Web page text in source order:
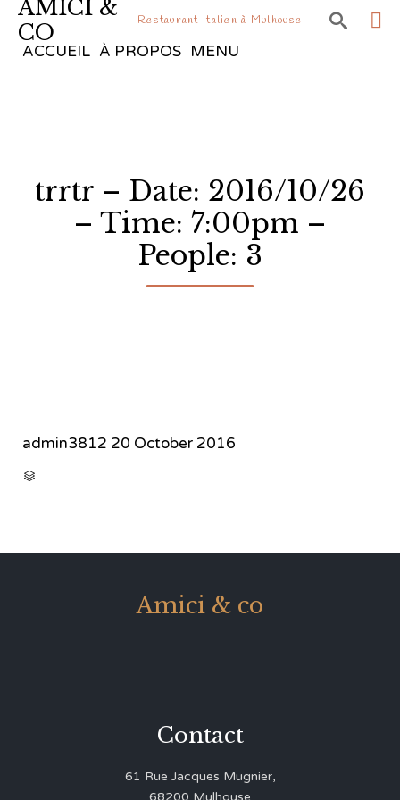
AMICI &
CO
Restaurant italien à Mulhouse 
ACCUEIL À PROPOS MENU
trrtr – Date: 2016/10/26
– Time: 7:00pm –
People: 3
admin3812 20 October 2016

Amici & co
Contact
61 Rue Jacques Mugnier,